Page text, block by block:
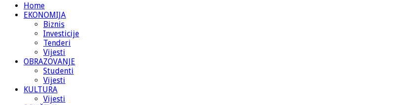
Home
EKONOMIJA
Biznis
Investicije
Tenderi
Vijesti
OBRAZOVANJE
Studenti
Vijesti
KULTURA
Vijesti